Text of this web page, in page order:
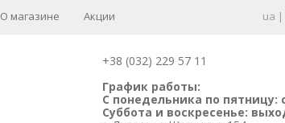
О магазине Акции ua |
+38 (032) 229 57 11
График работы:
С понедельника по пятницу:
Суббота и воскресенье: